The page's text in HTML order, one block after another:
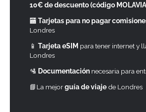
10€ de descuento (código
🏧 Tarjetas para no pagar
Londres
📱 Tarjeta eSIM para tener internet y
Londres
🛂 Documentación necesaria para
📘La mejorguía de viaje de Londres